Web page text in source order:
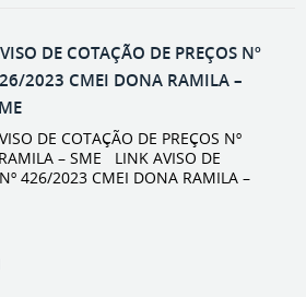
DE COTAÇÃO DE PREÇOS Nº
2023 CMEI DONA RAMILA –
DE COTAÇÃO DE PREÇOS Nº
– SME LINK AVISO DE
426/2023 CMEI DONA RAMILA –